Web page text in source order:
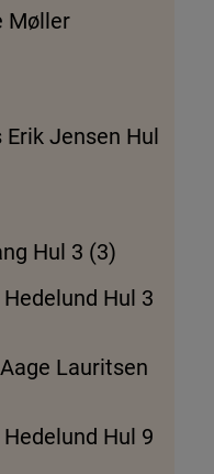
Møller
Erik Jensen Hul
Hul 3 (3)
Hul 3
Lauritsen
Hul 9